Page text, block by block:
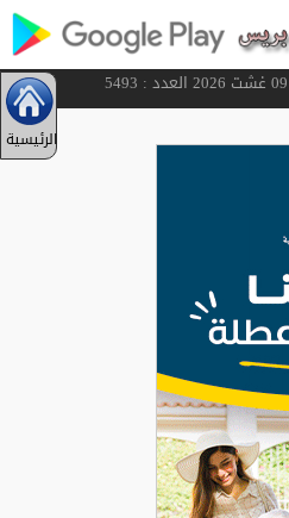
الرئيسية